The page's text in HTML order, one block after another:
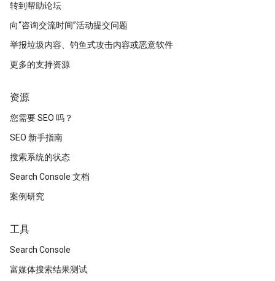
转到帮助论坛
向“咨询交流时间”活动提交问题
举报垃圾内容、钓鱼式攻击内容或恶意软件
更多的支持资源
资源
您需要 SEO 吗？
SEO 新手指南
搜索系统的状态
Search Console 文档
案例研究
工具
Search Console
富媒体搜索结果测试